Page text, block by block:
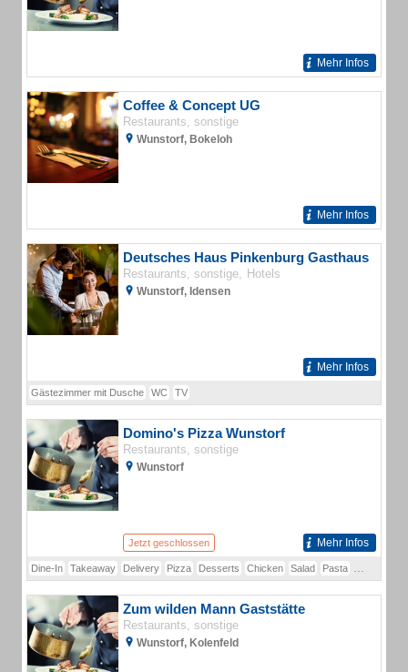
Mehr Infos
Coffee & Concept UG
Restaurants, sonstige
Wunstorf, Bokeloh
Mehr Infos
Deutsches Haus Pinkenburg Gasthaus
Restaurants, sonstige Hotels
Wunstorf, Idensen
Mehr Infos
Gästezimmer mit Dusche WC TV
Domino's Pizza Wunstorf
Restaurants, sonstige
Wunstorf
Jetzt geschlossen Mehr Infos
Dine-In Takeaway Delivery Pizza Desserts Chicken Salad Pasta
Zum wilden Mann Gaststätte
Restaurants, sonstige
Wunstorf, Kolenfeld